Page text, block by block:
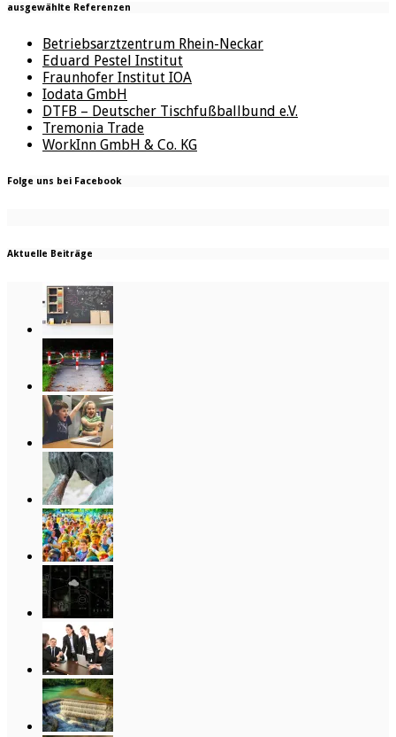
ausgewählte Referenzen
Betriebsarztzentrum Rhein-Neckar
Eduard Pestel Institut
Fraunhofer Institut IOA
Iodata GmbH
DTFB – Deutscher Tischfußballbund e.V.
Tremonia Trade
WorkInn GmbH & Co. KG
Folge uns bei Facebook
Aktuelle Beiträge